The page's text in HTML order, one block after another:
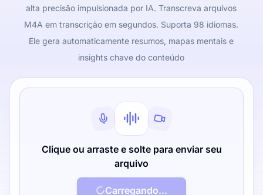
alta precisão impulsionada por IA. Transcreva arquivos
M4A em transcrição em segundos. Suporta 98 idiomas.
Ele gera automaticamente resumos, mapas mentais e
insights chave do conteúdo
Clique ou arraste e solte para enviar seu
arquivo
Carregando...